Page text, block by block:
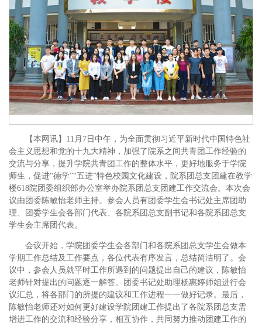
【本网讯】11月7日中午，为全面贯彻习近平新时代中国特色社
会主义思想和党的十九大精神，加强了院系之间共青团工作经验的
交流与分享，提升学院共青团工作的整体水平，更好地服务于学院
师生，促进“德学”“五进”特色校园文化建设，院系团总支团建在教学
楼618院团委组织部办公室举办院系团总支团建工作交流会。本次会
议由团委陈敏怡老师主持。参会人员有团委学生会书记处主席团助
理、团委学生会各部门代表、各院系团总支副书记和各院系团总支
学生会主席团代表。
会议开始，学院团委学生会各部门和各院系团总支学生会做本
学期工作总结及工作要点，各位代表有序发言，总结简洁明了。会
议中，参会人员就平时工作所遇到的问题提出自己的建议，陈敏怡
老师针对提出的问题逐一解答。团委书记处助理杨惠婷师姐进行会
议汇总，将各部门的所提的建议和工作进程一一做好记录。最后，
陈敏怡老师还对如何更好建设学院团建工作提出了各院系团总支需
增进工作的交流和经验分享，相互协作，共同努力推动团建工作的